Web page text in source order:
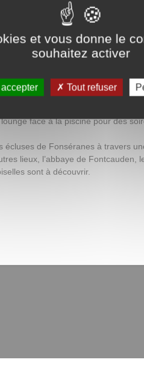
forme ou la retrouver entre
des plus beaux campings de
sous-marine.
trois aires de jeux et des
ados, les enfants profitent
grillades et buffets sur leurs
face à la piscine pour des
écluses de Fonséranes à travers
lieux, l’abbaye de Fontcauden,
sont à découvrir.
et vous donne le
souhaitez activer
accepter Tout refuser